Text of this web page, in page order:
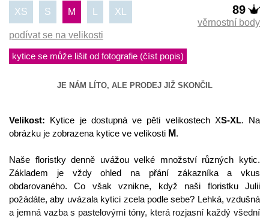
XS S M XL
podívat se na velikosti
89
věrnostní body
kytice se může lišit od fotografie (číst popis)
JE NÁM LÍTO, ALE PRODEJ JIŽ SKONČIL
Velikost: Kytice je dostupná ve pěti velikostech XS-XL. Na
obrázku je zobrazena kytice ve velikosti M.
Naše floristky denně uvážou velké množství různých kytic.
Základem je vždy ohled na přání zákazníka a vkus
obdarovaného. Co však vznikne, když naši floristku Julii
požádáte, aby uvázala kytici zcela podle sebe? Lehká, vzdušná
a jemná vazba s pastelovými tóny, která rozjasní každý všední